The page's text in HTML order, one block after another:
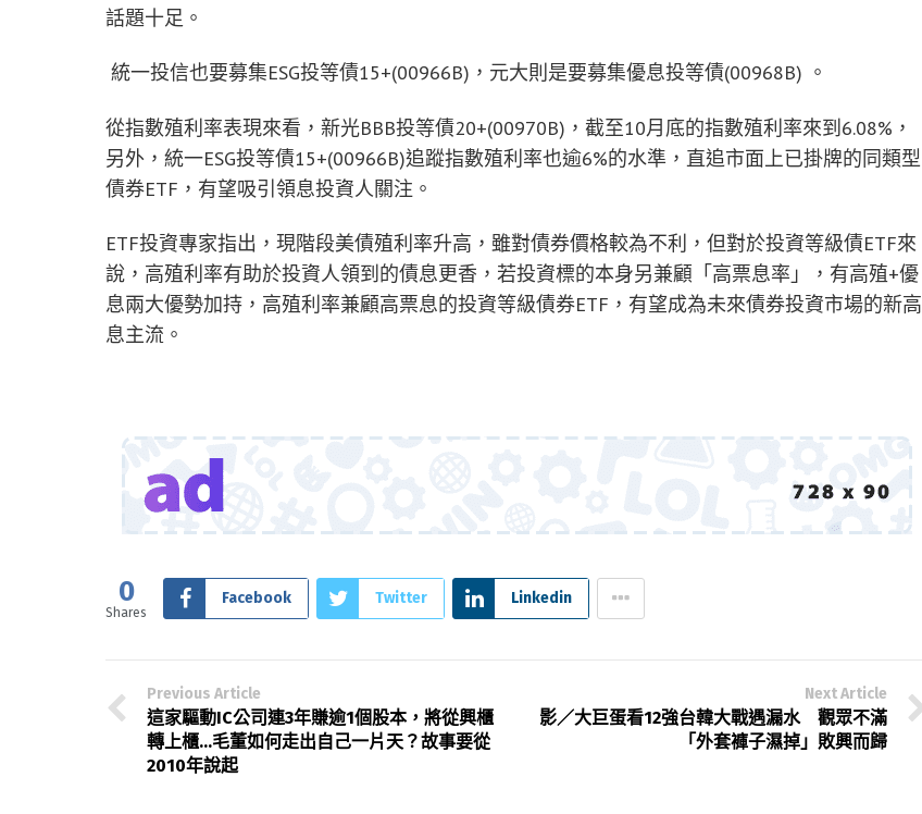
話題十足。
統一投信也要募集ESG投等債15+(00966B)，元大則是要募集優息投等債(00968B) 。
從指數殖利率表現來看，新光BBB投等債20+(00970B)，截至10月底的指數殖利率來到6.08%，
另外，統一ESG投等債15+(00966B)追蹤指數殖利率也逾6%的水準，直追市面上已掛牌的同類型
債券ETF，有望吸引領息投資人關注。
ETF投資專家指出，現階段美債殖利率升高，雖對債券價格較為不利，但對於投資等級債ETF來
說，高殖利率有助於投資人領到的債息更香，若投資標的本身另兼顧「高票息率」，有高殖+優
息兩大優勢加持，高殖利率兼顧高票息的投資等級債券ETF，有望成為未來債券投資市場的新高
息主流。
0
Shares
Facebook Twitter Linkedin
Previous Article
這家驅動IC公司連3年賺逾1個股本，將從興櫃
轉上櫃…毛董如何走出自己一片天？故事要從
2010年說起
Next Article
影／大巨蛋看12強台韓大戰遇漏水 觀眾不滿
「外套褲子濕掉」敗興而歸